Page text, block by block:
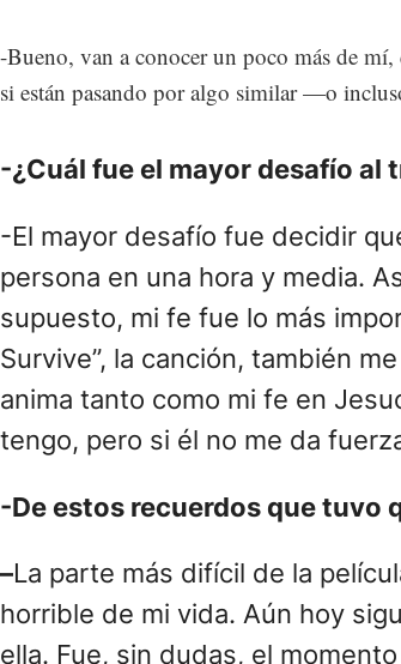
-Bueno, van a conocer un poco más de
si están pasando por algo similar —o
-¿Cuál fue el mayor desafío al
-El mayor desafío fue decidir
persona en una hora y media.
supuesto, mi fe fue lo más
Survive”, la canción, también
anima tanto como mi fe en
tengo, pero si él no me da
-De estos recuerdos que tuvo
–La parte más difícil de la
horrible de mi vida. Aún hoy
ella. Fue, sin dudas, el